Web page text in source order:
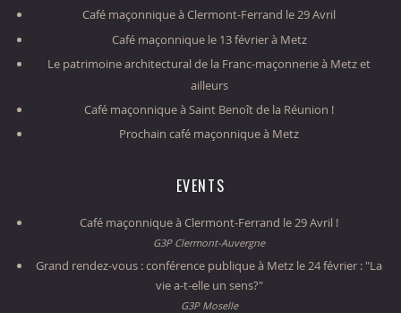
Café maçonnique à Clermont-Ferrand le 29 Avril
Café maçonnique le 13 février à Metz
Le patrimoine architectural de la Franc-maçonnerie à Metz et
ailleurs
Café maçonnique à Saint Benoît de la Réunion !
Prochain café maçonnique à Metz
EVENTS
Café maçonnique à Clermont-Ferrand le 29 Avril !
G3P Clermont-Auvergne
Grand rendez-vous : conférence publique à Metz le 24 février : "La
vie a-t-elle un sens?"
G3P Moselle